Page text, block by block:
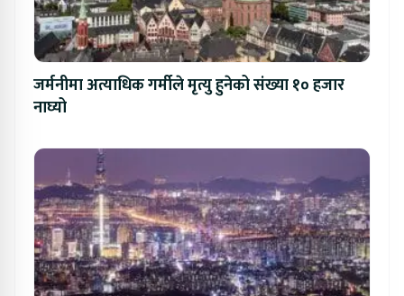
जर्मनीमा अत्याधिक गर्मीले मृत्यु हुनेको संख्या १० हजार
नाघ्यो